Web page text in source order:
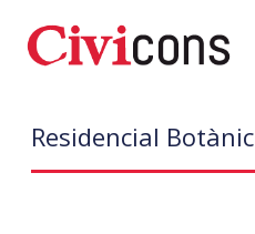
contenido
Residencial Botànic